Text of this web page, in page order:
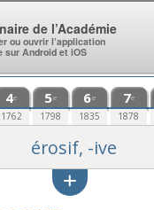
4e
1762
5e
1798
6e
1835
7e
1878
érosif, -ive
de l’Académie
ou ouvrir l’application
sur Android et iOS